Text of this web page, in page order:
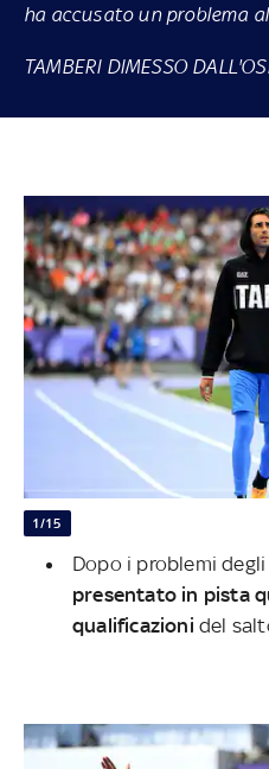
ha accusato un problema
TAMBERI DIMESSO
1/15
Dopo i problemi
presentato in pista
qualificazioni del